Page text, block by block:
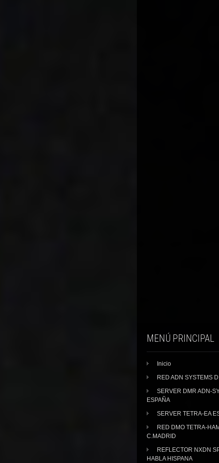
MENÚ PRINCIPAL
Inicio
RED ADN SYSTEMS
SERVER DMR ADN-
ESPAÑA
SERVER TETRA-EA
RED DMO TETRA-
C.MADRID
REFLECTOR NXDN
HABLA HISPANA